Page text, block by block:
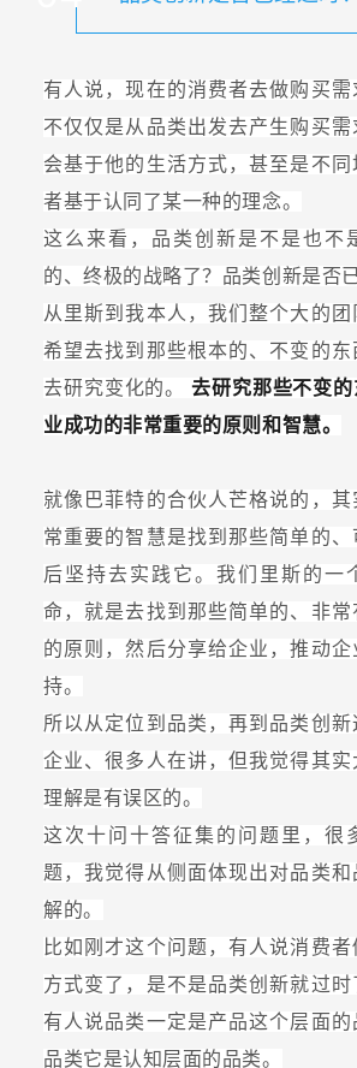
有人说，现在的消费者去做购买
不仅仅是从品类出发去产生购买
会基于他的生活方式，甚至是不
者基于认同了某一种的理念。
这么来看，品类创新是不是也不
的、终极的战略了？品类创新是否
从里斯到我本人，我们整个大的团
希望去找到那些根本的、不变的东
去研究变化的。去研究那些不变
业成功的非常重要的原则和智慧。
就像巴菲特的合伙人芒格说的，
常重要的智慧是找到那些简单的、
后坚持去实践它。我们里斯的一
命，就是去找到那些简单的、非
的原则，然后分享给企业，推动企
持。
所以从定位到品类，再到品类创新
企业、很多人在讲，但我觉得其实
理解是有误区的。
这次十问十答征集的问题里，很
题，我觉得从侧面体现出对品类和
解的。
比如刚才这个问题，有人说消费
方式变了，是不是品类创新就过
有人说品类一定是产品这个层面的
品类它是认知层面的品类。